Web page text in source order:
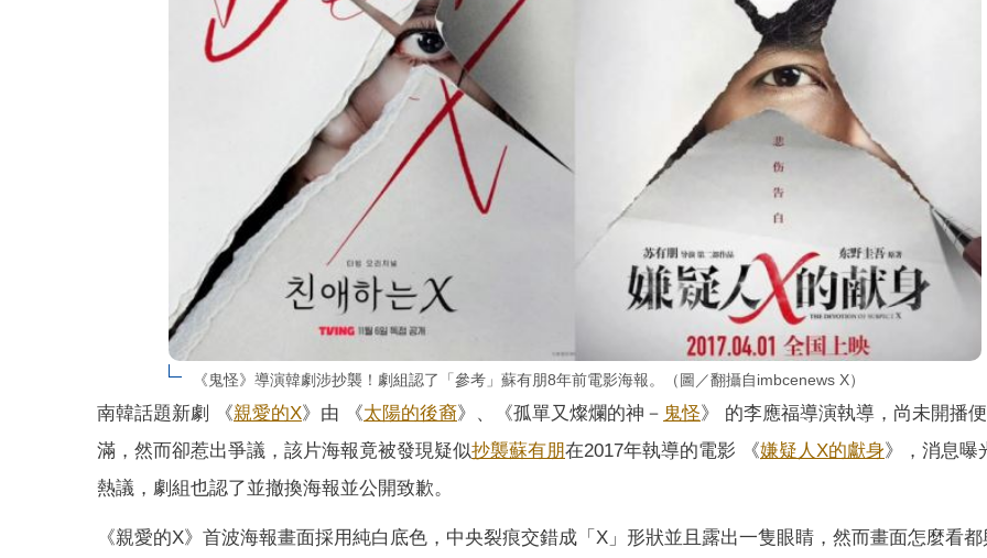
《鬼怪》導演韓劇涉抄襲！劇組認了「參考」蘇有朋8年前電影海報。（圖／翻攝自imbcenews X）
南韓話題新劇 《親愛的X》由 《太陽的後裔》、《孤單又燦爛的神－ 鬼怪》 的李應福導演執導，尚未開播
滿，然而卻惹出爭議，該片海報竟被發現疑似抄襲蘇有朋在2017年執導的電影 《嫌疑人X的獻身》，消息曝
熱議，劇組也認了並撤換海報並公開致歉。
《親愛的X》首波海報畫面採用純白底色，中央裂痕交錯成「X」形狀並且露出一隻眼睛，然而畫面怎麼看